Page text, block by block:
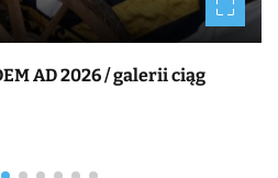
AD 2026